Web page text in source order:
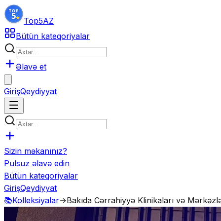
Top5AZ
Bütün kateqoriyalar
Əlavə et
GirişQeydiyyat
Sizin məkanınız?
Pulsuz əlavə edin
Bütün kateqoriyalar
GirişQeydiyyat
📚Kolleksiyalar→Bakıda Cərrahiyyə Klinikaları və